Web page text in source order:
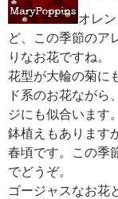
オレ
ど、この季節のア
りなお花ですね。
花型が大輪の菊に
ド系のお花ながら
ジにも似合います。
鉢植えもあります
春頃です。この季
でどうぞ。
ゴージャスなお花